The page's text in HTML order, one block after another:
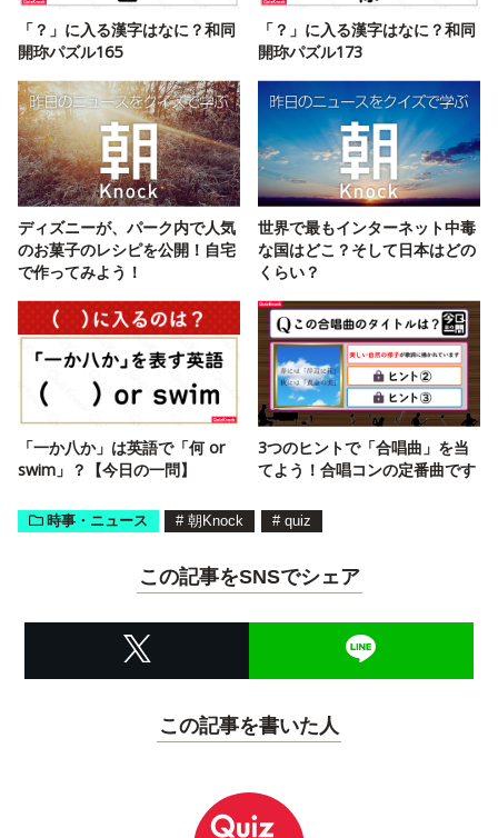
「？」に入る漢字はなに？和同
開珎パズル165
「？」に入る漢字はなに？和同
開珎パズル173
ディズニーが、パーク内で人気
のお菓子のレシピを公開！自宅
で作ってみよう！
世界で最もインターネット中毒
な国はどこ？そして日本はどの
くらい？
「一か八か」は英語で「何 or
swim」？【今日の一問】
3つのヒントで「合唱曲」を当
てよう！合唱コンの定番曲です
時事・ニュース # 朝Knock # quiz
この記事をSNSでシェア
この記事を書いた人